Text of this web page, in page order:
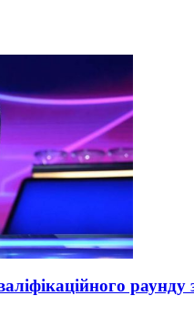
раунду